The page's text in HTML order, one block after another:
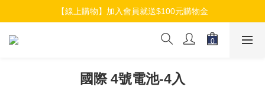
【線上購物】加入會員就送$100元購物金
【線上購物】加入會員就送$100元購物金
【線上購物】介紹好友加入會員再拿$50折扣金
國際 4號電池-4入